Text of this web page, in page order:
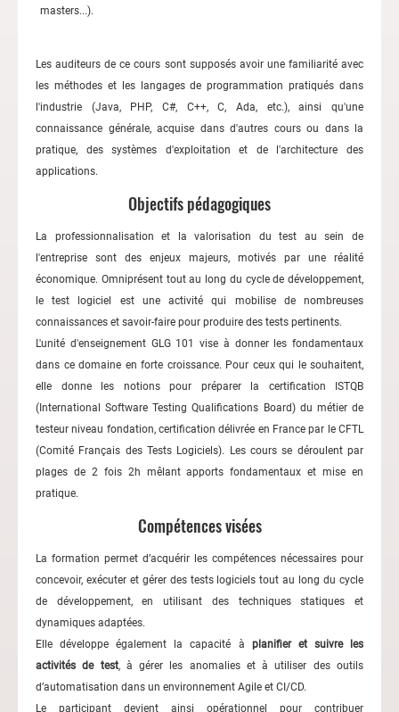
masters...).
Les auditeurs de ce cours sont supposés avoir une familiarité avec
les méthodes et les langages de programmation pratiqués dans
l'industrie (Java, PHP, C#, C++, C, Ada, etc.), ainsi qu'une
connaissance générale, acquise dans d'autres cours ou dans la
pratique, des systèmes d'exploitation et de l'architecture des
applications.
Objectifs pédagogiques
La professionnalisation et la valorisation du test au sein de
l'entreprise sont des enjeux majeurs, motivés par une réalité
économique. Omniprésent tout au long du cycle de développement,
le test logiciel est une activité qui mobilise de nombreuses
connaissances et savoir-faire pour produire des tests pertinents.
L'unité d'enseignement GLG 101 vise à donner les fondamentaux
dans ce domaine en forte croissance. Pour ceux qui le souhaitent,
elle donne les notions pour préparer la certification ISTQB
(International Software Testing Qualifications Board) du métier de
testeur niveau fondation, certification délivrée en France par le CFTL
(Comité Français des Tests Logiciels). Les cours se déroulent par
plages de 2 fois 2h mêlant apports fondamentaux et mise en
pratique.
Compétences visées
La formation permet d’acquérir les compétences nécessaires pour
concevoir, exécuter et gérer des tests logiciels tout au long du cycle
de développement, en utilisant des techniques statiques et
dynamiques adaptées.
Elle développe également la capacité à planifier et suivre les
activités de test, à gérer les anomalies et à utiliser des outils
d’automatisation dans un environnement Agile et CI/CD.
Le participant devient ainsi opérationnel pour contribuer